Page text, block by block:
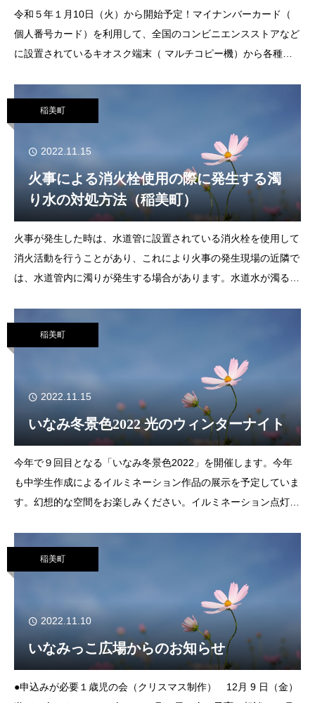
令和５年１月10日（火）から開始予定！マイナンバーカード（
個人番号カード）を利用して、全国のコンビニエンスストアなど
に設置されているキオスク端末（ マルチコピー機）から各種証
稲美町
2022.11.15
火事による消火栓使用の際に発生する濁
り水の対処方法（稲美町）
火事が発生した時は、水道管に設置されている消火栓を使用して
消火活動を行うことがあり、これにより火事の発生現場の近隣で
は、水道管内に濁りが発生する場合があります。水道水が濁る原
稲美町
2022.11.15
いなみ冬景色2022 光のウィンターナイト
今年で９回目となる「いなみ冬景色2022」を開催します。今年
も中学生作成によるイルミネーション作品の展示を予定していま
す。幻想的な空間をお楽しみください。イルミネーション点灯初
稲美町
2022.11.10
いなみっこ広場からのお知らせ
●申込みが必要１歳児の会（クリスマス制作） 12月 9 日（金）